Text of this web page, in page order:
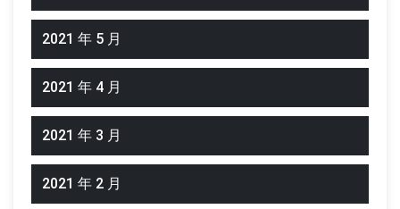
2021 年 5 月
2021 年 4 月
2021 年 3 月
2021 年 2 月